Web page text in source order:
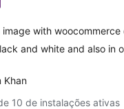
with
and white and also in
Khan
10 de instalações ativas